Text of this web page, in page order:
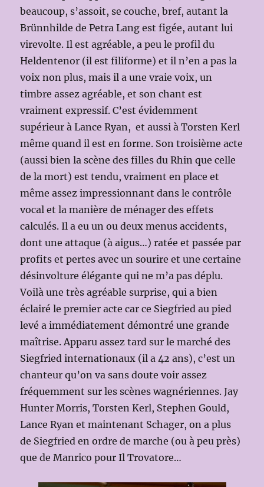
beaucoup, s’assoit, se couche, bref, autant la
Brünnhilde de Petra Lang est figée, autant lui
virevolte. Il est agréable, a peu le profil du
Heldentenor (il est filiforme) et il n’en a pas la
voix non plus, mais il a une vraie voix, un
timbre assez agréable, et son chant est
vraiment expressif. C’est évidemment
supérieur à Lance Ryan, et aussi à Torsten Kerl
même quand il est en forme. Son troisième acte
(aussi bien la scène des filles du Rhin que celle
de la mort) est tendu, vraiment en place et
même assez impressionnant dans le contrôle
vocal et la manière de ménager des effets
calculés. Il a eu un ou deux menus accidents,
dont une attaque (à aigus…) ratée et passée par
profits et pertes avec un sourire et une certaine
désinvolture élégante qui ne m’a pas déplu.
Voilà une très agréable surprise, qui a bien
éclairé le premier acte car ce Siegfried au pied
levé a immédiatement démontré une grande
maîtrise. Apparu assez tard sur le marché des
Siegfried internationaux (il a 42 ans), c’est un
chanteur qu’on va sans doute voir assez
fréquemment sur les scènes wagnériennes. Jay
Hunter Morris, Torsten Kerl, Stephen Gould,
Lance Ryan et maintenant Schager, on a plus
de Siegfried en ordre de marche (ou à peu près)
que de Manrico pour Il Trovatore…